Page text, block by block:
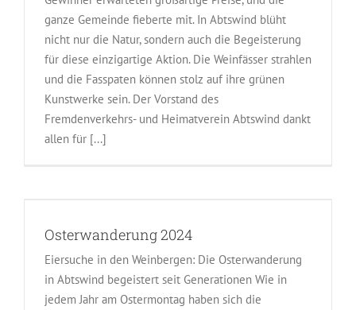
ganze Gemeinde fieberte mit. In Abtswind blüht
nicht nur die Natur, sondern auch die Begeisterung
für diese einzigartige Aktion. Die Weinfässer strahlen
und die Fasspaten können stolz auf ihre grünen
Kunstwerke sein. Der Vorstand des
Fremdenverkehrs- und Heimatverein Abtswind dankt
allen für [...]
Osterwanderung 2024
Eiersuche in den Weinbergen: Die Osterwanderung
in Abtswind begeistert seit Generationen Wie in
jedem Jahr am Ostermontag haben sich die